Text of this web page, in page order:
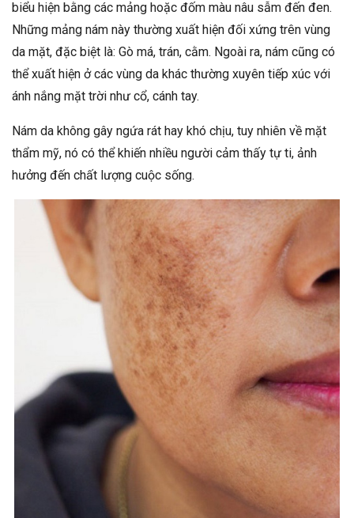
biểu hiện bằng các mảng hoặc đốm màu nâu sẫm đến đen.
Những mảng nám này thường xuất hiện đối xứng trên vùng
da mặt, đặc biệt là: Gò má, trán, cằm. Ngoài ra, nám cũng có
thể xuất hiện ở các vùng da khác thường xuyên tiếp xúc với
ánh nắng mặt trời như cổ, cánh tay.
Nám da không gây ngứa rát hay khó chịu, tuy nhiên về mặt
thẩm mỹ, nó có thể khiến nhiều người cảm thấy tự ti, ảnh
hưởng đến chất lượng cuộc sống.